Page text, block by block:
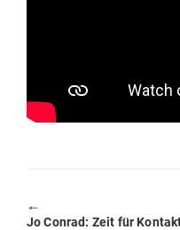
🠔
Previous
Jo Conrad: Zeit für